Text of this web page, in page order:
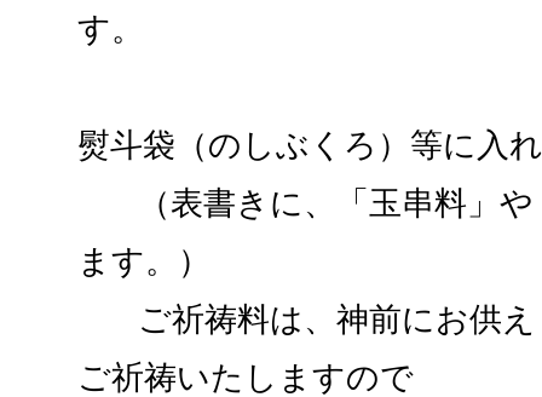
す。
熨斗袋（のしぶくろ）等に入
（表書きに、「玉串料」
ます。）
ご祈祷料は、神前にお供
ご祈祷いたしますので